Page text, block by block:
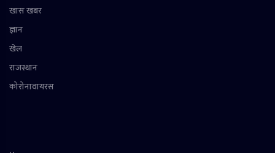
खास खबर
ज्ञान
खेल
राजस्थान
कोरोनावायरस